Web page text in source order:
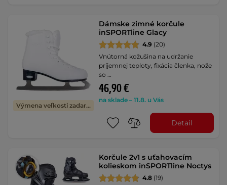
Výmena veľkosti zadarmo
Dámske zimné korčule
inSPORTline Glacy
4.9 (20)
Vnútorná kožušina na udržanie
príjemnej teploty, fixácia členka, nože
so …
46,90 €
na sklade – 11.8. u Vás
Detail
Korčule 2v1 s uťahovacím
kolieskom inSPORTline Noctys
4.8 (19)